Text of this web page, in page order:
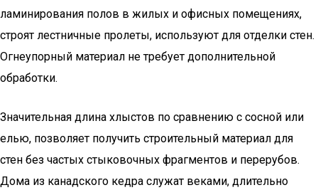
ламинирования полов в жилых и офисных помещениях,
строят лестничные пролеты, используют для отделки стен.
Огнеупорный материал не требует дополнительной
обработки.
Значительная длина хлыстов по сравнению с сосной или
елью, позволяет получить строительный материал для
стен без частых стыковочных фрагментов и перерубов.
Дома из канадского кедра служат веками, длительно